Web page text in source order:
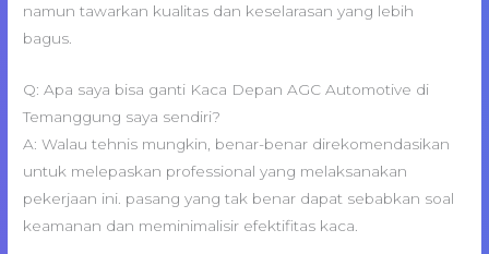
namun tawarkan kualitas dan keselarasan yang lebih
bagus.
Q: Apa saya bisa ganti Kaca Depan AGC Automotive di
Temanggung saya sendiri?
A: Walau tehnis mungkin, benar-benar direkomendasikan
untuk melepaskan professional yang melaksanakan
pekerjaan ini. pasang yang tak benar dapat sebabkan soal
keamanan dan meminimalisir efektifitas kaca.